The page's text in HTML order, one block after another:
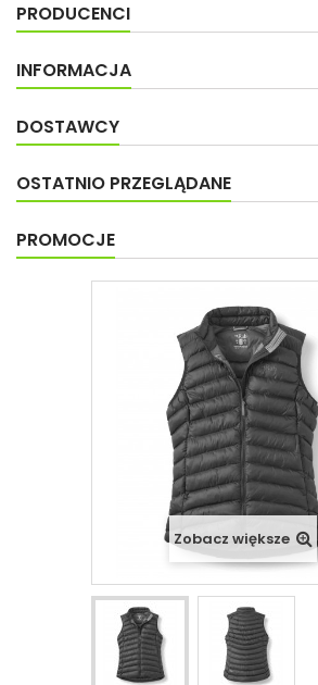
PRODUCENCI
INFORMACJA
DOSTAWCY
OSTATNIO PRZEGLĄDANE
PROMOCJE
Zobacz większe